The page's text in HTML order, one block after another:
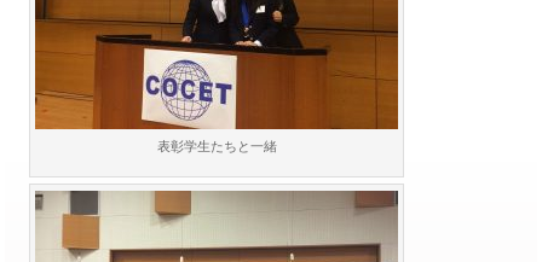
表彰学生たちと一緒